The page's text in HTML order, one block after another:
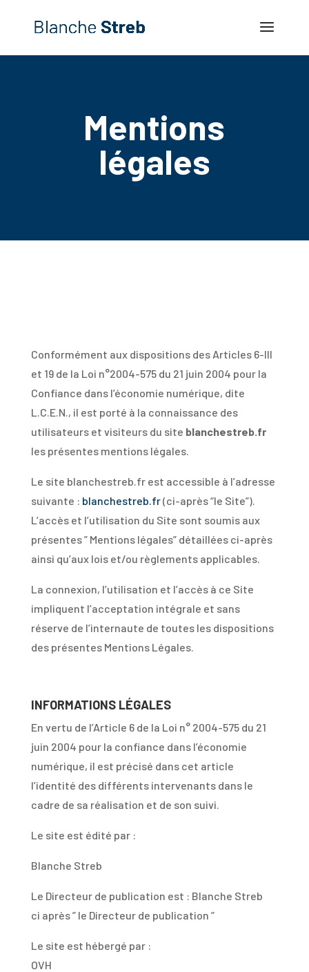
Mentions
légales
Conformément aux dispositions des Articles 6-III
et 19 de la Loi n°2004-575 du 21 juin 2004 pour la
Confiance dans l’économie numérique, dite
L.C.E.N., il est porté à la connaissance des
utilisateurs et visiteurs du site blanchestreb.fr
les présentes mentions légales.
Le site blanchestreb.fr est accessible à l’adresse
suivante : blanchestreb.fr(ci-après “le Site”).
L’accès et l’utilisation du Site sont soumis aux
présentes ” Mentions légales” détaillées ci-après
ainsi qu’aux lois et/ou règlements applicables.
La connexion, l’utilisation et l’accès à ce Site
impliquent l’acceptation intégrale et sans
réserve de l’internaute de toutes les dispositions
des présentes Mentions Légales.
INFORMATIONS LÉGALES
En vertu de l’Article 6 de la Loi n° 2004-575 du 21
juin 2004 pour la confiance dans l’économie
numérique, il est précisé dans cet article
l’identité des différents intervenants dans le
cadre de sa réalisation et de son suivi.
Le site est édité par :
Blanche Streb
Le Directeur de publication est : Blanche Streb
ci après ” le Directeur de publication ”
Le site est hébergé par :
OVH